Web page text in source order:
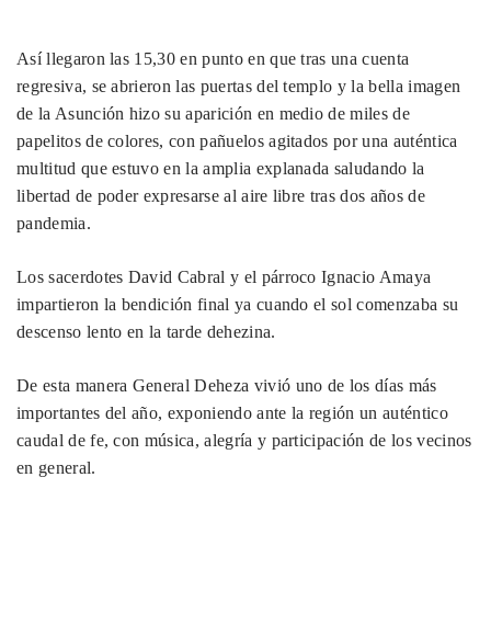
Así llegaron las 15,30 en punto en que tras una cuenta
regresiva, se abrieron las puertas del templo y la bella imagen
de la Asunción hizo su aparición en medio de miles de
papelitos de colores, con pañuelos agitados por una auténtica
multitud que estuvo en la amplia explanada saludando la
libertad de poder expresarse al aire libre tras dos años de
pandemia.
Los sacerdotes David Cabral y el párroco Ignacio Amaya
impartieron la bendición final ya cuando el sol comenzaba su
descenso lento en la tarde dehezina.
De esta manera General Deheza vivió uno de los días más
importantes del año, exponiendo ante la región un auténtico
caudal de fe, con música, alegría y participación de los vecinos
en general.